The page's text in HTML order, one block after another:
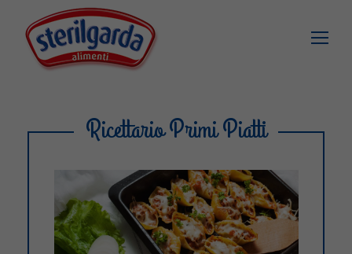
Ricettario Primi Piatti